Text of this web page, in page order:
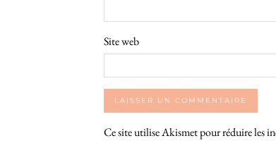
Site web
Ce site utilise Akismet pour réduire les